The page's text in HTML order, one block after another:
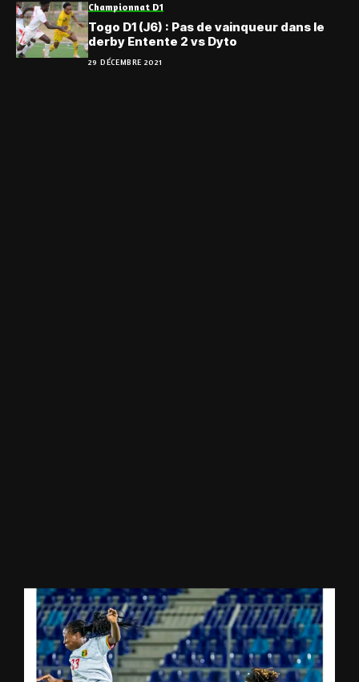
Championnat D1
Togo D1 (J6) : Pas de vainqueur dans le
derby Entente 2 vs Dyto
29 DÉCEMBRE 2021